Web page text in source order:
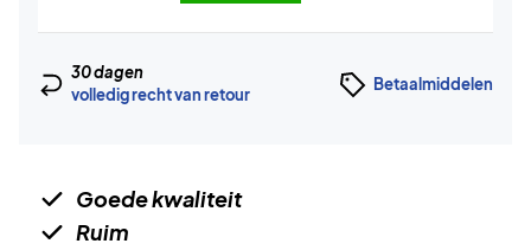
30 dagen
volledig recht van retour
Betaalmiddelen
Goede kwaliteit
Ruim